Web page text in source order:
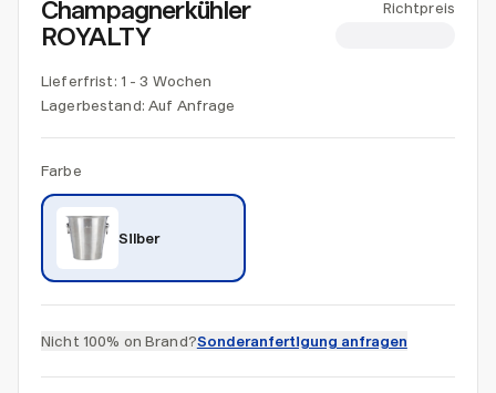
Champagnerkühler
ROYALTY
Richtpreis
Lieferfrist: 1 - 3 Wochen
Lagerbestand: Auf Anfrage
Farbe
Silber
Nicht 100% on Brand?Sonderanfertigung anfragen